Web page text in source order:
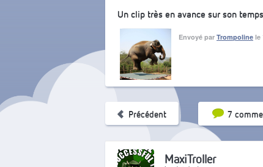
Un clip très en avance sur son
Envoyé par Trompoline le
Précédent 7Tri par
MaxiTroller